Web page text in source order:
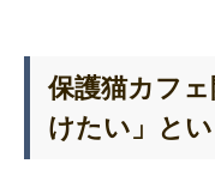
保護猫カフ
けたい」と